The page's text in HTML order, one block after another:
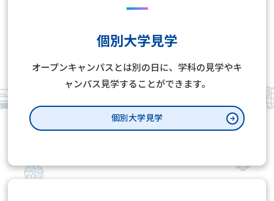
個別大学見学
オープンキャンパスとは別の日に、学科の見学やキ
ャンパス見学することができます。
個別大学見学